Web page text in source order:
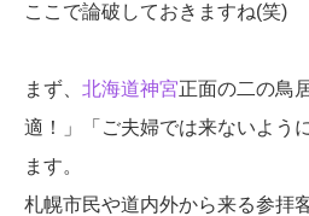
ここで論破しておきますね(笑)
まず、 北海道神宮正面の二の鳥
適！」「ご夫婦では来ないよう
ます。
札幌市民や道内外から来る参拝